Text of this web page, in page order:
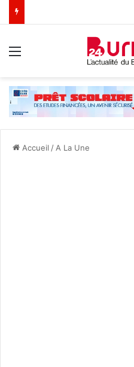
Accueil / A La Une